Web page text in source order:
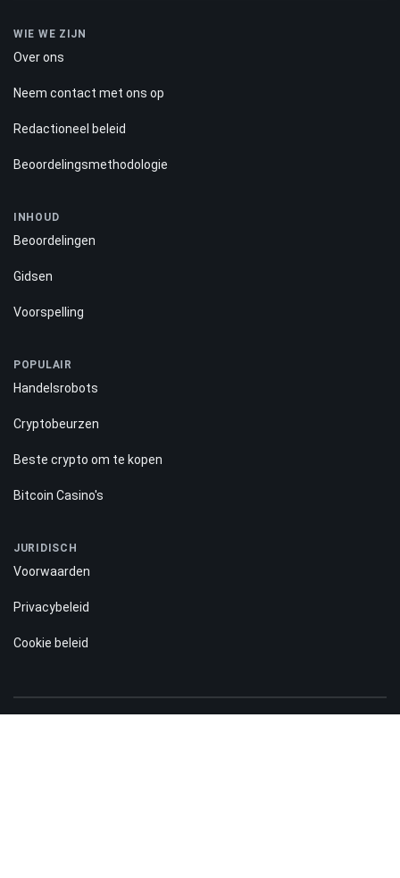
WIE WE ZIJN
Over ons
Neem contact met ons op
Redactioneel beleid
Beoordelingsmethodologie
INHOUD
Beoordelingen
Gidsen
Voorspelling
POPULAIR
Handelsrobots
Cryptobeurzen
Beste crypto om te kopen
Bitcoin Casino's
JURIDISCH
Voorwaarden
Privacybeleid
Cookie beleid